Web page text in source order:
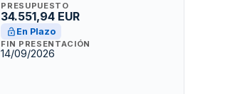
PRESUPUESTO
34.551,94 EUR
En Plazo
FIN PRESENTACIÓN
14/09/2026